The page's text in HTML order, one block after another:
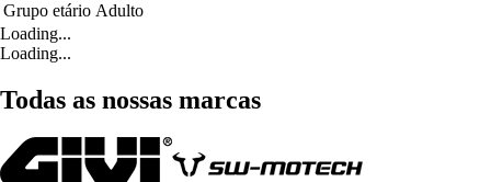
Grupo etário Adulto
Loading...
Loading...
Todas as nossas marcas